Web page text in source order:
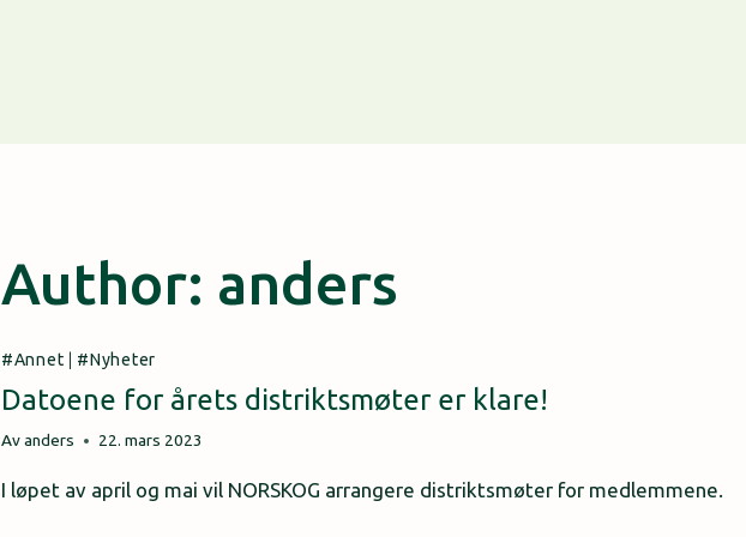
Author: anders
Annet Nyheter
Datoene for årets distriktsmøter er klare!
Avanders 22. mars 2023
I løpet av april og mai vil NORSKOG arrangere distriktsmøter for medlemmene.